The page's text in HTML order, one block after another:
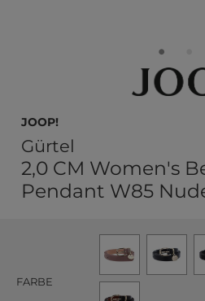
JOOP!
Gürtel
2,0 CM Women's
Pendant W85
FARBE